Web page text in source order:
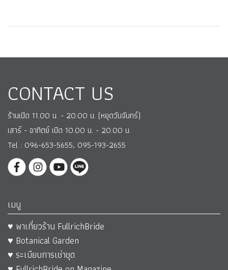
CONTACT US
ร้านเปิด 11.00 น. - 20.00 น. (หยุดวันจันทร์)
เสาร์ - อาทิตย์ เปิด 10.00 น. - 20.00 น.
Tel : 096-653-5655, 095-193-2655
เมนู
♥ พาเที่ยวร้าน FullrichBride
♥ Botanical Garden
♥ ระเบียบการเช่าชุด